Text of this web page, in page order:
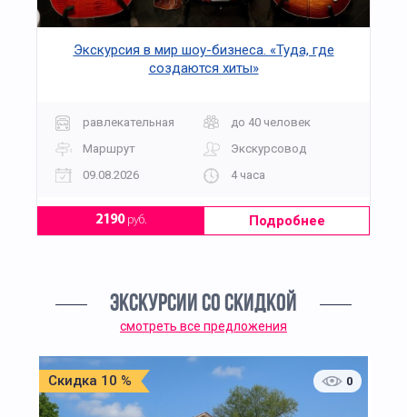
Экскурсия в мир шоу-бизнеса. «Туда, где
создаются хиты»
равлекательная
до 40 человек
Маршрут
Экскурсовод
09.08.2026
4 часа
2190руб. Подробнее
ЭКСКУРСИИ СО СКИДКОЙ
смотреть все предложения
Скидка 10 % 0